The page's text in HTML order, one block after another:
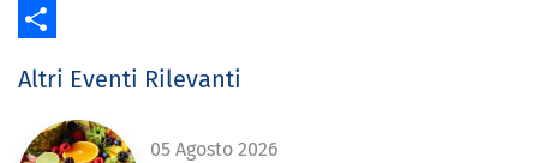
Email
Altri Eventi Rilevanti
05 Agosto 2026